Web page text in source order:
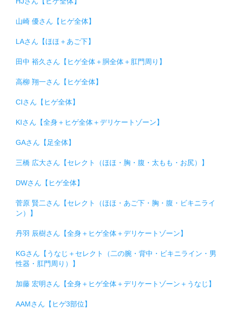
山崎 優さん【ヒゲ全体】
LAさん【ほほ＋あご下】
田中 裕久さん【ヒゲ全体＋胴全体＋肛門周り】
高柳 翔一さん【ヒゲ全体】
CIさん【ヒゲ全体】
KIさん【全身＋ヒゲ全体＋デリケートゾーン】
GAさん【足全体】
三橋 広大さん【セレクト（ほほ・胸・腹・太もも・お尻）】
DWさん【ヒゲ全体】
菅原 賢二さん【セレクト（ほほ・あご下・胸・腹・ビキニライ
ン）】
丹羽 辰樹さん【全身＋ヒゲ全体＋デリケートゾーン】
KGさん【うなじ＋セレクト（二の腕・背中・ビキニライン・男
性器・肛門周り）】
加藤 宏明さん【全身＋ヒゲ全体＋デリケートゾーン＋うなじ】
AAMさん【ヒゲ3部位】